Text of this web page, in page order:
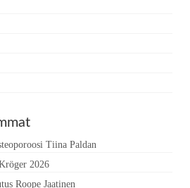
Tiina Paldan
2026
Roope Jaatinen